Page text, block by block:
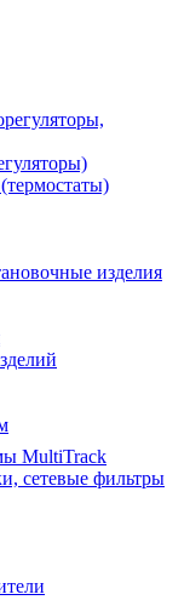
изделия
MultiTrack
сетевые фильтры